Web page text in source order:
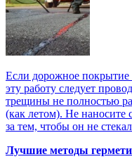
Если дорожное покрытие
эту работу следует
трещины не полностью
(как летом). Не наносите
за тем, чтобы он не
Лучшие методы